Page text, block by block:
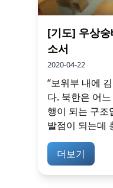
[기도] 우상
소서
2020-04-22
“보위부 내에
다. 북한은 어
행이 되는 구조
발점이 되는데
더보기